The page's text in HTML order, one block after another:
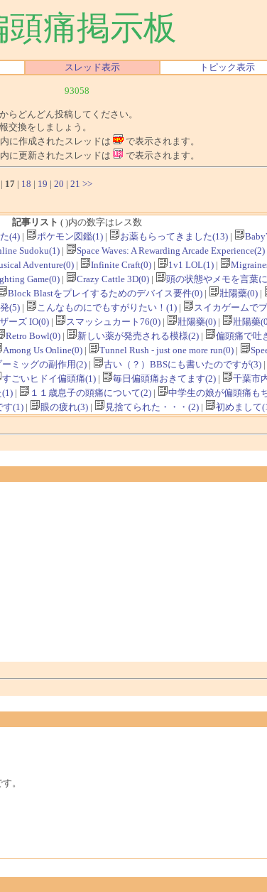
頭痛掲示板
スレッド表示 トピック表示
93058
らどんどん投稿してください。
交換をしましょう。
に作成されたスレッドは
で表示されます。
に更新されたスレッドは
で表示されます。
| 17 | 18 | 19 | 20 | 21 >>
記事リスト ( )内の数字はレス数
(4)| ポケモン図鑑(1)| お薬もらってきました(13)|
Sudoku(1)| Space Waves: A Rewarding Arcade Experience(2)
Adventure(0)| Infinite Craft(0)| 1v1 LOL(1)|
Game(0)| Crazy Cattle 3D(0)| 頭の状態やメモを言葉
Block Blastをプレイするためのデバイス要件(0)| 壯陽藥(0)|
(5)| こんなものにでもすがりたい！(1)| スイカゲームで
ーズ IO(0)| スマッシュカート76(0)| 壯陽藥(0)| 壯陽藥
Retro Bowl(0)| 新しい薬が発売される模様(2)| 偏頭痛で吐
Among Us Online(0)| Tunnel Rush - just one more run(0)|
ミッグの副作用(2)| 古い（？）BBSにも書いたのですが(3)|
すごいヒドイ偏頭痛(1)| 毎日偏頭痛おきてます(2)| 千葉市
| １１歳息子の頭痛について(2)| 中学生の娘が偏頭痛も
す(1)| 眼の疲れ(3)| 見捨てられた・・・(2)| 初めまして
。